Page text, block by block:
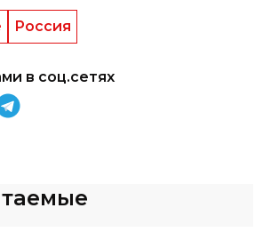
Россия
в соц.сетях